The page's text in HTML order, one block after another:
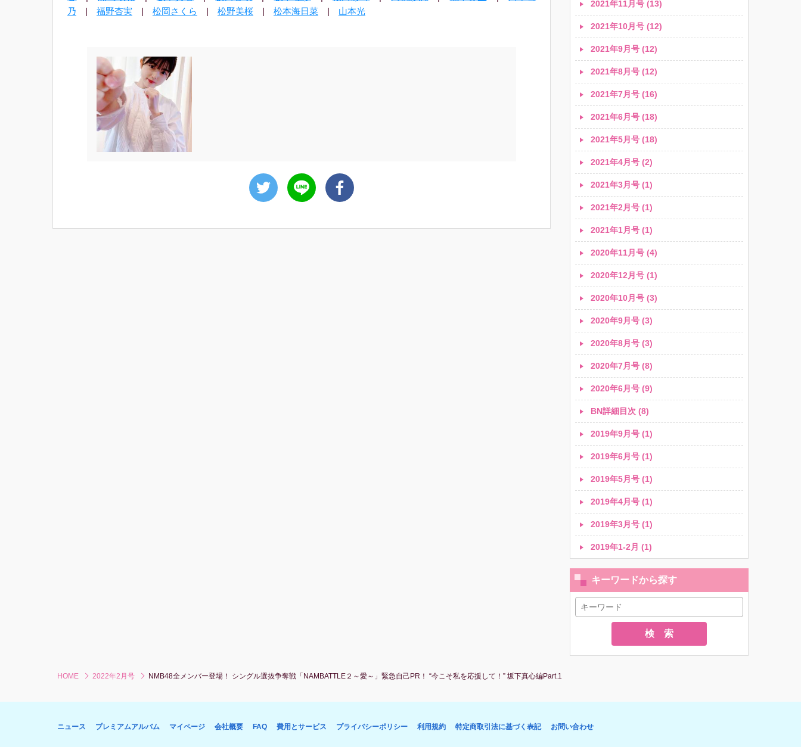
乃 | 福野杏実 | 松岡さくら | 松野美桜 | 松本海日菜 | 山本光
2021年11月号 (13)
2021年10月号 (12)
2021年9月号 (12)
2021年8月号 (12)
2021年7月号 (16)
2021年6月号 (18)
2021年5月号 (18)
2021年4月号 (2)
2021年3月号 (1)
2021年2月号 (1)
2021年1月号 (1)
2020年11月号 (4)
2020年12月号 (1)
2020年10月号 (3)
2020年9月号 (3)
2020年8月号 (3)
2020年7月号 (8)
2020年6月号 (9)
BN詳細目次 (8)
2019年9月号 (1)
2019年6月号 (1)
2019年5月号 (1)
2019年4月号 (1)
2019年3月号 (1)
2019年1-2月 (1)
キーワードから探す
検 索
HOME 2022年2月号 NMB48全メンバー登場！ シングル選抜争奪戦「NAMBATTLE２～愛～」緊急自己PR！ “今こそ私を応援して！” 坂下真心編Part.1
ニュース プレミアムアルバム マイページ 会社概要 FAQ 費用とサービス プライバシーポリシー 利用規約 特定商取引法に基づく表記 お問い合わせ